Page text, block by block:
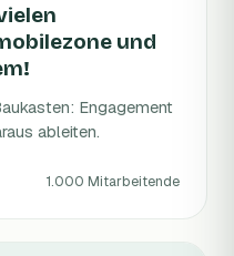
und
Engagement
ableiten.
1.000 Mitarbeitende